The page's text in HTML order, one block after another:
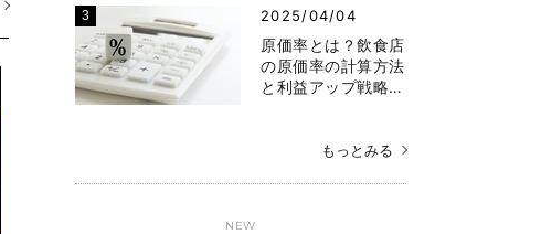
2025/04/04
原価率とは？飲食店
の原価率の計算方法
と利益アップ戦略…
もっとみる
NEW